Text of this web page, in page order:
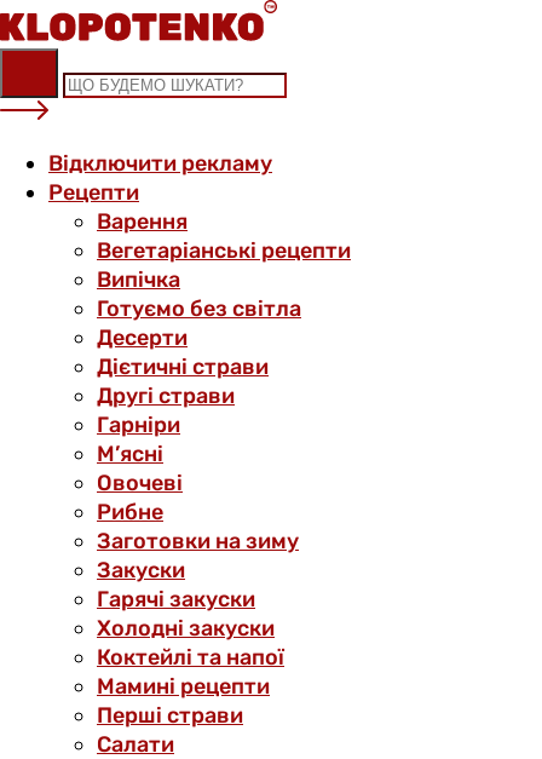
Skip
to
content
Відключити рекламу
Рецепти
Варення
Вегетаріанські рецепти
Випічка
Готуємо без світла
Десерти
Дієтичні страви
Другі страви
Гарніри
М’ясні
Овочеві
Рибне
Заготовки на зиму
Закуски
Гарячі закуски
Холодні закуски
Коктейлі та напої
Мамині рецепти
Перші страви
Салати